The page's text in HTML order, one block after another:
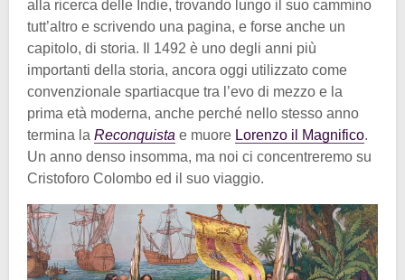
alla ricerca delle Indie, trovando lungo il suo cammino
tutt’altro e scrivendo una pagina, e forse anche un
capitolo, di storia. Il 1492 è uno degli anni più
importanti della storia, ancora oggi utilizzato come
convenzionale spartiacque tra l’evo di mezzo e la
prima età moderna, anche perché nello stesso anno
termina la Reconquista e muore Lorenzo il Magnifico.
Un anno denso insomma, ma noi ci concentreremo su
Cristoforo Colombo ed il suo viaggio.